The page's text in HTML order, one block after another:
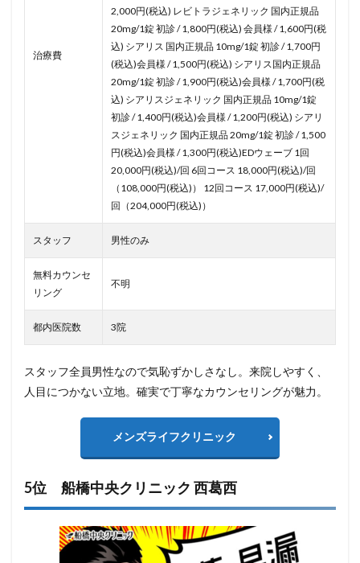
治療費
2,000円(税込) レビトラジェネリック 国内正規品
20mg/1錠 初診 / 1,800円(税込) 会員様 / 1,600円(税
込) シアリス 国内正規品 10mg/1錠 初診 / 1,700円
(税込)会員様 / 1,500円(税込) シアリス国内正規品
20mg/1錠 初診 / 1,900円(税込)会員様 / 1,700円(税
込) シアリスジェネリック 国内正規品 10mg/1錠
初診 / 1,400円(税込)会員様 / 1,200円(税込) シアリ
スジェネリック 国内正規品 20mg/1錠 初診 / 1,500
円(税込)会員様 / 1,300円(税込)EDウェーブ 1回
20,000円(税込)/回 6回コース 18,000円(税込)/回
（108,000円(税込)） 12回コース 17,000円(税込)/
回（204,000円(税込)）
スタッフ 男性のみ
無料カウンセ
リング
不明
都内医院数 3院
スタッフ全員男性なので気恥ずかしさなし。来院しやすく、
人目につかない立地。確実で丁寧なカウンセリングが魅力。
メンズライフクリニック
5位 船橋中央クリニック 西葛西